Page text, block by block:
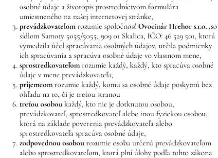
osobné údaje a životopis prostredníctvom formulára
umiestneného na našej internetovej stránke,
prevádzkovateľom rozumie spoločnosť Ovocinár Hrehor s.r.o. ,so
sídlom Samoty 5055/5055, 909 01 Skalica, IČO: 46 529 501, ktorá
vymedzila účel spracúvania osobných údajov, určila podmienky
ich spracúvania a spracúva osobné údaje vo vlastnom mene,
sprostredkovateľom rozumie každý, každý, kto spracúva osobné
údaje v mene prevádzkovateľa,
príjemcom rozumie každý, komu sa osobné údaje poskytnú bez
ohľadu na to, či je treťou stranou
treťou osobou každý, kto nie je dotknutou osobou,
prevádzkovateľ, sprostredkovateľ alebo inou fyzickou osobou,
ktorá na základe poverenia prevádzkovateľa alebo
sprostredkovateľa spracúva osobné údaje,
zodpovednou osobou rozumie osoba určená prevádzkovateľom
alebo sprostredkovateľom, ktorá plní úlohy podľa tohto zákona